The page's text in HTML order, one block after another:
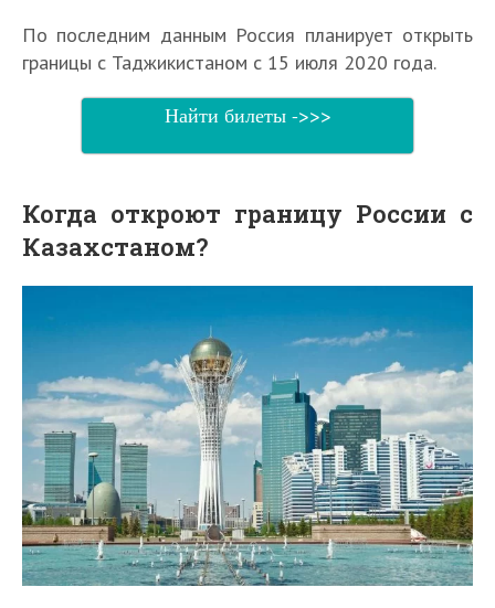
По последним данным Россия планирует открыть
границы с Таджикистаном с 15 июля 2020 года.
Найти билеты ->>>
Когда откроют границу России с
Казахстаном?